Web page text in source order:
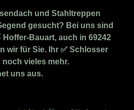
und Stahltreppen
gesucht? Bei uns sind
Bauart, auch in 69242
wir für Sie. Ihr ✅ Schlosser
vieles mehr.
uns aus.